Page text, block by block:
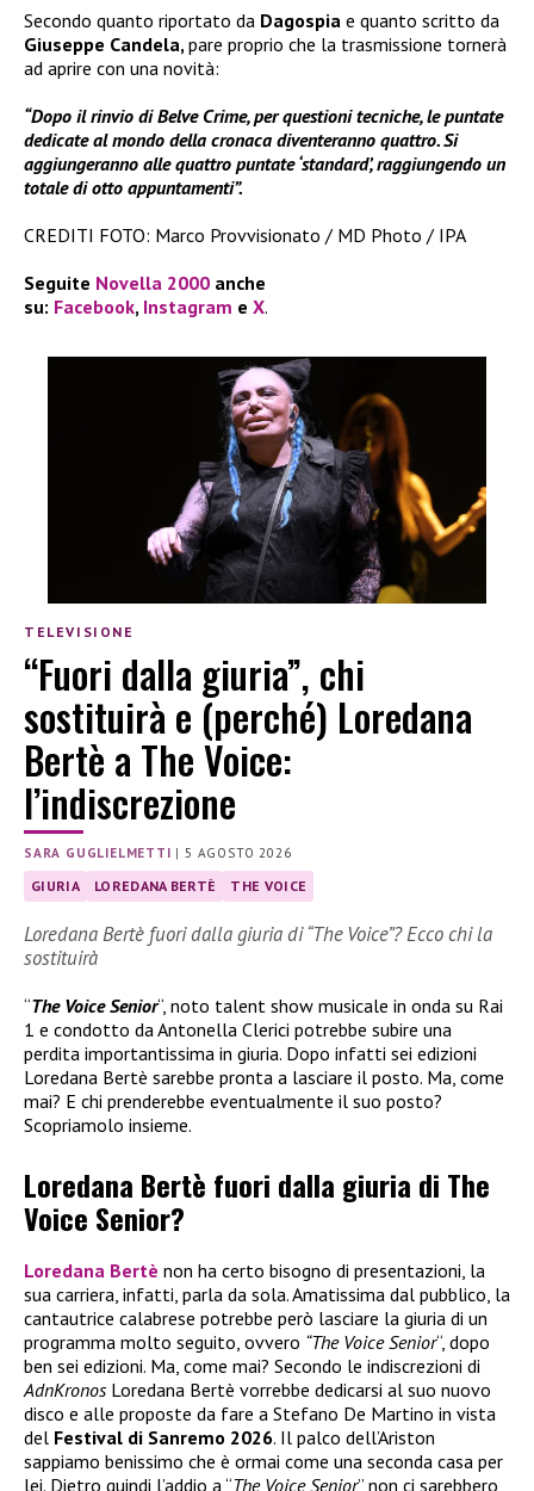
Secondo quanto riportato da Dagospia e quanto scritto da
Giuseppe Candela,pare proprio che la trasmissione tornerà
ad aprire con una novità:
“Dopo il rinvio di Belve Crime, per questioni tecniche, le puntate
dedicate al mondo della cronaca diventeranno quattro. Si
aggiungeranno alle quattro puntate ‘standard’, raggiungendo un
totale di otto appuntamenti”.
CREDITI FOTO: Marco Provvisionato / MD Photo / IPA
Seguite Novella 2000 anche
su: Facebook, Instagram e X.
TELEVISIONE
“Fuori dalla giuria”, chi
sostituirà e (perché) Loredana
Bertè a The Voice:
l’indiscrezione
SARA GUGLIELMETTI | 5 AGOSTO 2026
GIURIA LOREDANA BERTÈ THE VOICE
Loredana Bertè fuori dalla giuria di “The Voice”? Ecco chi la
sostituirà
“The Voice Senior“, noto talent show musicale in onda su Rai
1 e condotto da Antonella Clerici potrebbe subire una
perdita importantissima in giuria. Dopo infatti sei edizioni
Loredana Bertè sarebbe pronta a lasciare il posto. Ma, come
mai? E chi prenderebbe eventualmente il suo posto?
Scopriamolo insieme.
Loredana Bertè fuori dalla giuria di The
Voice Senior?
Loredana Bertè non ha certo bisogno di presentazioni, la
sua carriera, infatti, parla da sola. Amatissima dal pubblico, la
cantautrice calabrese potrebbe però lasciare la giuria di un
programma molto seguito, ovvero “The Voice Senior“, dopo
ben sei edizioni. Ma, come mai? Secondo le indiscrezioni di
AdnKronosLoredana Bertè vorrebbe dedicarsi al suo nuovo
disco e alle proposte da fare a Stefano De Martino in vista
del Festival di Sanremo 2026. Il palco dell’Ariston
sappiamo benissimo che è ormai come una seconda casa per
lei. Dietro quindi l’addio a “The Voice Senior” non ci sarebbero